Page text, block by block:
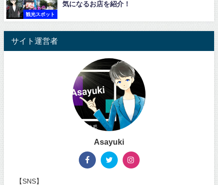
観光スポット
気になるお店を紹介！
サイト運営者
Asayuki
【SNS】